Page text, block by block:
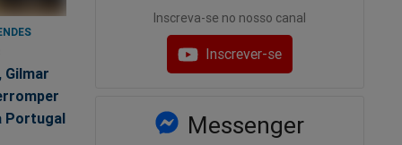
Gilmar
Portugal
Inscreva-se no nosso canal
Inscrever-se
Messenger